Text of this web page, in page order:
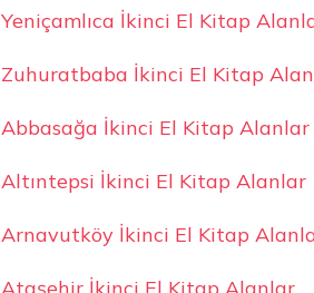
Yeniçamlıca İkinci El Kitap
Zuhuratbaba İkinci El Kitap
Abbasağa İkinci El Kitap Alanlar
Altıntepsi İkinci El Kitap Alanlar
Arnavutköy İkinci El Kitap
Ataşehir İkinci El Kitap Alanlar